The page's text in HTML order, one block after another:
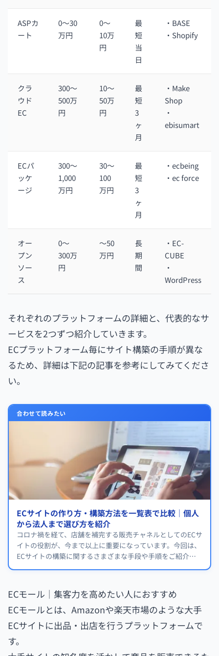
ASPカ
ート
0〜30
万円
0〜
10万
円
最
短
当
日
・BASE
・Shopify
クラ
ウド
EC
300〜
500万
円
10〜
50万
円
最
短
3
ヶ
月
・Make
Shop
・
ebisumart
ECパ
ッケ
ージ
300〜
1,000
万円
30〜
100
万円
最
短
3
ヶ
月
・ecbeing
・ec force
オー
プン
ソー
ス
0〜
300万
円
〜50
万円
長
期
間
・EC-
CUBE
・
WordPress
それぞれのプラットフォームの詳細と、代表的なサ
ービスを2つずつ紹介していきます。
ECプラットフォーム毎にサイト構築の手順が異な
るため、詳細は下記の記事を参考にしてみてくださ
い。
合わせて読みたい
ECサイトの作り方・構築方法を一覧表で比較｜個人
から法人まで選び方を紹介
コロナ禍を経て、店舗を補完する販売チャネルとしてのECサ
イトの役割が、今まで以上に重要になっています。今回は、
ECサイトの構築に関するさまざまな手段や手順をご紹介し
ECモール｜集客力を高めたい人におすすめ
ECモールとは、Amazonや楽天市場のような大手
ECサイトに出品・出店を行うプラットフォームで
す。